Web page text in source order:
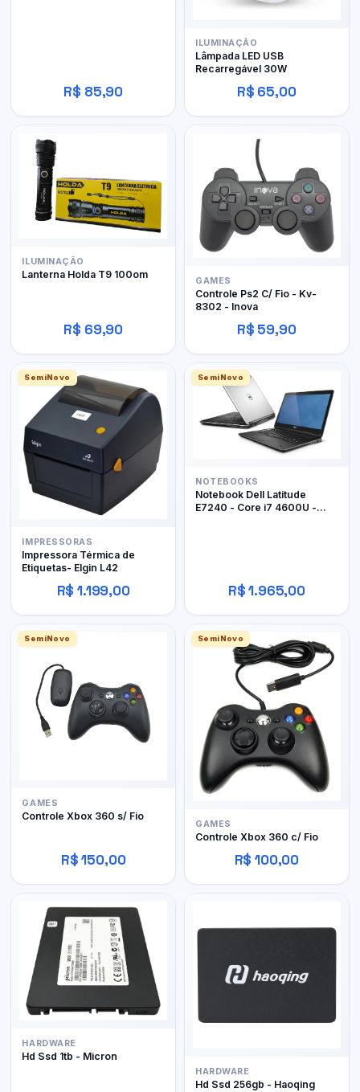
R$ 85,90
ILUMINAÇÃO
Lâmpada LED USB
Recarregável 30W
R$ 65,00
ILUMINAÇÃO
Lanterna Holda T9 100om
R$ 69,90
GAMES
Controle Ps2 C/ Fio - Kv-
8302 - Inova
R$ 59,90
SemiNovo
IMPRESSORAS
Impressora Térmica de
Etiquetas- Elgin L42
R$ 1.199,00
SemiNovo
NOTEBOOKS
Notebook Dell Latitude
E7240 - Core i7 4600U -
R$ 1.965,00
SemiNovo
GAMES
Controle Xbox 360 s/ Fio
R$ 150,00
SemiNovo
GAMES
Controle Xbox 360 c/ Fio
R$ 100,00
HARDWARE
Hd Ssd 1tb - Micron
HARDWARE
Hd Ssd 256gb - Haoqing